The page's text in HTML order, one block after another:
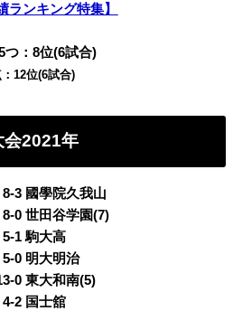
ランキング特集】
つ：8位(6試合)
12位(6試合)
会2021年
08-3 國學院久我山
08-0 世田谷学園(7)
05-1 駒大高
05-0 明大明治
0 東大和南(5)
4-2 国士舘